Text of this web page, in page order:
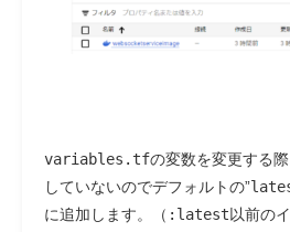
variables.tfの変数を変更する
していないのでデフォルトの”
に追加します。（ :latest以前の